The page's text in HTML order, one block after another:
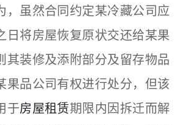
虽然合同约定某冷藏公司应
日将房屋恢复原状交还给某果
其装修及添附部分及留存物品
果品公司有权进行处分，但该
于房屋租赁期限内因拆迁而解